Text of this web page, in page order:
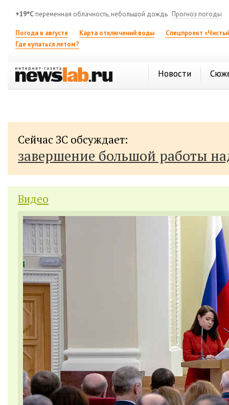
+19°C переменная облачность, небольшой дождь Прогноз погоды
Погода в августе Карта отключений воды
Спецпроект
Где купаться летом?
Новости
Сейчас ЗС обсуждает:
завершение большой работы
Видео